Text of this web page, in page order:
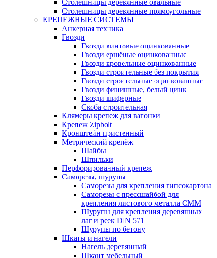
Столешницы деревянные овальные
Столешницы деревянные прямоугольные
КРЕПЕЖНЫЕ СИСТЕМЫ
Анкерная техника
Гвозди
Гвозди винтовые оцинкованные
Гвозди ершёные оцинкованные
Гвозди кровельные оцинкованные
Гвозди строительные без покрытия
Гвозди строительные оцинкованные
Гвозди финишные, белый цинк
Гвозди шиферные
Скоба строительная
Клямеры крепеж для вагонки
Крепеж Zipbolt
Кронштейн пристенный
Метрический крепёж
Шайбы
Шпильки
Перфорированный крепеж
Саморезы, шурупы
Саморезы для крепления гипсокартона
Саморезы с прессшайбой для
крепления листового металла СММ
Шурупы для крепления деревянных
лаг и реек DIN 571
Шурупы по бетону
Шкаты и нагели
Нагель деревянный
Шкант мебельный